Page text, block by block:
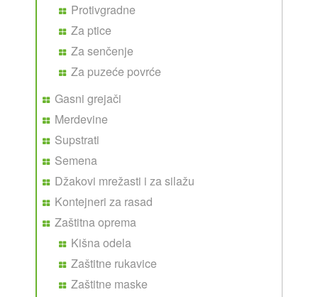
Protivgradne
Za ptice
Za senčenje
Za puzeće povrće
Gasni grejači
Merdevine
Supstrati
Semena
Džakovi mrežasti i za silažu
Kontejneri za rasad
Zaštitna oprema
Kišna odela
Zaštitne rukavice
Zaštitne maske